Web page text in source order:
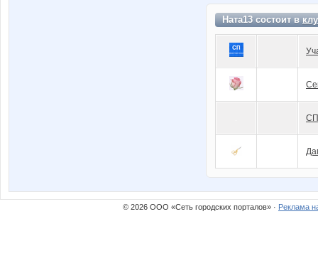
Ната13 состоит в
© 2026 ООО «Сеть городских порталов» · Реклама